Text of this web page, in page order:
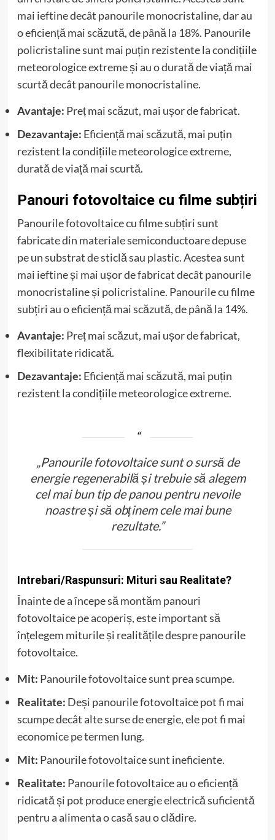
mai ieftine decât panourile monocristaline, dar au
o eficiență mai scăzută, de până la 18%. Panourile
policristaline sunt mai puțin rezistente la condițiile
meteorologice extreme și au o durată de viață mai
scurtă decât panourile monocristaline.
Avantaje: Preț mai scăzut, mai ușor de fabricat.
Dezavantaje: Eficiență mai scăzută, mai puțin
rezistent la condițiile meteorologice extreme,
durată de viață mai scurtă.
Panouri fotovoltaice cu filme subțiri
Panourile fotovoltaice cu filme subțiri sunt
fabricate din materiale semiconductoare depuse
pe un substrat de sticlă sau plastic. Acestea sunt
mai ieftine și mai ușor de fabricat decât panourile
monocristaline și policristaline. Panourile cu filme
subțiri au o eficiență mai scăzută, de până la 14%.
Avantaje: Preț mai scăzut, mai ușor de fabricat,
flexibilitate ridicată.
Dezavantaje: Eficiență mai scăzută, mai puțin
rezistent la condițiile meteorologice extreme.
„Panourile fotovoltaice sunt o sursă de
energie regenerabilă și trebuie să alegem
cel mai bun tip de panou pentru nevoile
noastre și să obținem cele mai bune
rezultate.”
Intrebari/Raspunsuri: Mituri sau Realitate?
Înainte de a începe să montăm panouri
fotovoltaice pe acoperiș, este important să
înțelegem miturile și realitățile despre panourile
fotovoltaice.
Mit: Panourile fotovoltaice sunt prea scumpe.
Realitate: Deși panourile fotovoltaice pot fi mai
scumpe decât alte surse de energie, ele pot fi mai
economice pe termen lung.
Mit: Panourile fotovoltaice sunt ineficiente.
Realitate: Panourile fotovoltaice au o eficiență
ridicată și pot produce energie electrică suficientă
pentru a alimenta o casă sau o clădire.